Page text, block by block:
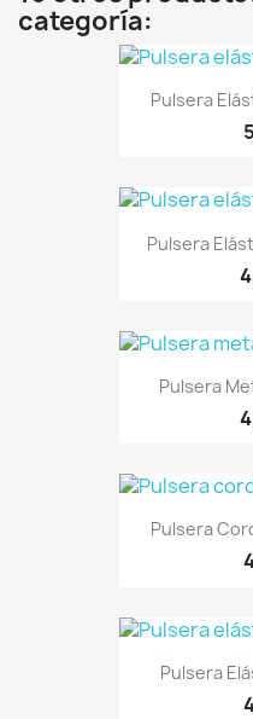
categoría:
Pulsera
Pulsera
Pulsera
Pulsera
Pulsera